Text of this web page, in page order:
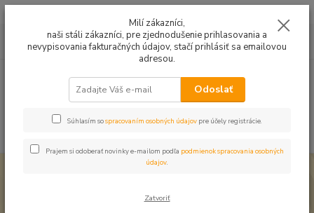
0949224331
9:00 -14:30
za0,00 EUR
Softshell Okaté zvieratá
Softshell Okaté zvieratá
Milí zákazníci,
naši stáli zákazníci, pre zjednodušenie prihlasovania a
nevypisovania fakturačných údajov, stačí prihlásiť sa emailovou
adresou.
Odoslať
Súhlasím sospracovaním osobných údajov pre účely registrácie.
Prajem si odoberať novinky e-mailom podľa podmienok spracovania osobných
údajov.
Zatvoriť